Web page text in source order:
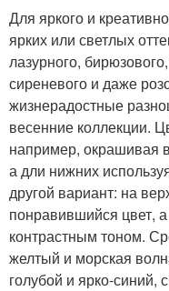
Для яркого и
ярких или светлых
лазурного,
сиреневого и даже
жизнерадостные
весенние коллекции.
например, окрашивая
а дли нижних
другой вариант: на
понравившийся цвет,
контрастным тоном.
желтый и морская
голубой и ярко-